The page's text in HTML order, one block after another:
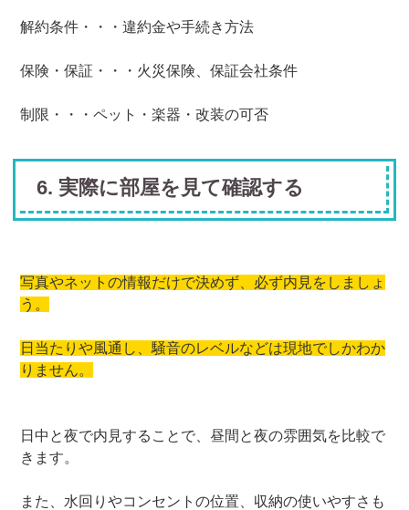
解約条件・・・違約金や手続き方法
保険・保証・・・火災保険、保証会社条件
制限・・・ペット・楽器・改装の可否
6. 実際に部屋を見て確認する
写真やネットの情報だけで決めず、必ず内見をしましょ
う。
日当たりや風通し、騒音のレベルなどは現地でしかわか
りません。
日中と夜で内見することで、昼間と夜の雰囲気を比較で
きます。
また、水回りやコンセントの位置、収納の使いやすさも